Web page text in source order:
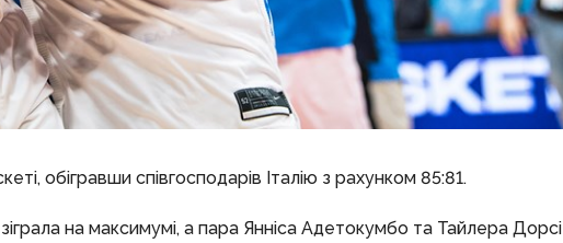
обігравши співгосподарів Італію з рахунком 85:81.
на максимумі, а пара Янніса Адетокумбо та Тайлера Дорсі